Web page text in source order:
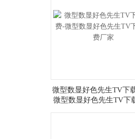
微型数显好色先生TV下
微型数显好色先生TV下